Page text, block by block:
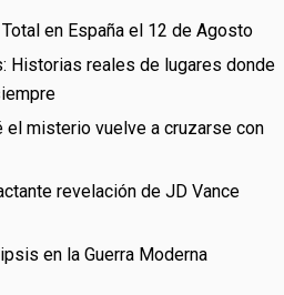
en España el 12 de Agosto
Historias reales de lugares donde
el misterio vuelve a cruzarse con
revelación de JD Vance
en la Guerra Moderna